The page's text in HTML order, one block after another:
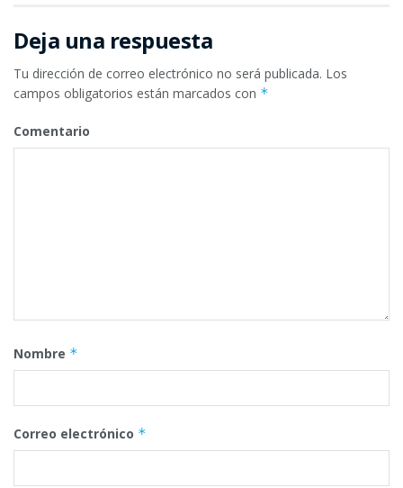
Deja una respuesta
Tu dirección de correo electrónico no será publicada. Los
campos obligatorios están marcados con *
Comentario
Nombre *
Correo electrónico *